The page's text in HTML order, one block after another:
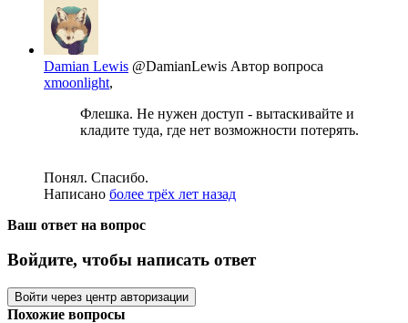
Damian Lewis @DamianLewis Автор вопроса
xmoonlight,
Флешка. Не нужен доступ - вытаскивайте и
кладите туда, где нет возможности потерять.
Понял. Спасибо.
Написано более трёх лет назад
Ваш ответ на вопрос
Войдите, чтобы написать ответ
Войти через центр авторизации
Похожие вопросы